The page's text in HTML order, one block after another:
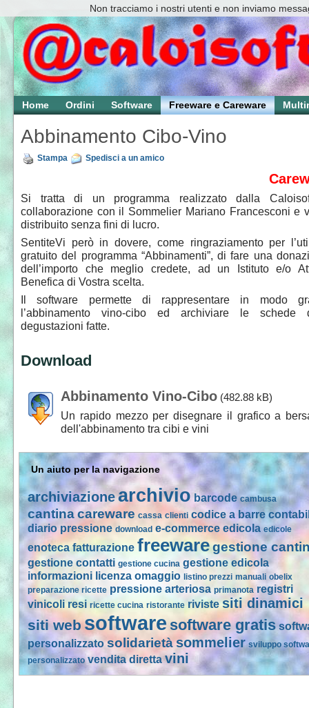
Home Ordini Software Freeware e Careware
Abbinamento Cibo-Vino
Stampa Spedisci a un amico
Si tratta di un programma realizzato dalla
collaborazione con il Sommelier Mariano Francesconi e
distribuito senza fini di lucro.
SentiteVi però in dovere, come ringraziamento per
gratuito del programma “Abbinamenti”, di fare una
dell’importo che meglio credete, ad un Istituto e/o
Benefica di Vostra scelta.
Il software permette di rappresentare in modo
l’abbinamento vino-cibo ed archiviare le schede
degustazioni fatte.
Download
Abbinamento Vino-Cibo (482.88 kB)
Un rapido mezzo per disegnare il grafico a
dell'abbinamento tra cibi e vini
Un aiuto per la navigazione
archiviazionearchivio barcode cambusa
cantinacareware cassa clienti codice a barre
diario pressione download e-commerce edicola edicole
enoteca fatturazione freewaregestione
gestione contatti gestione cucina gestione edicola
informazioni licenza omaggio listino prezzi manuali obelix
preparazione ricette pressione arteriosa primanota registri
vinicoli resi ricette cucina ristorante riviste siti dinamici
siti websoftwaresoftware gratis
personalizzato solidarietàsommelier sviluppo
personalizzato vendita diretta vini
Non tracciamo i nostri utenti e non inviamo